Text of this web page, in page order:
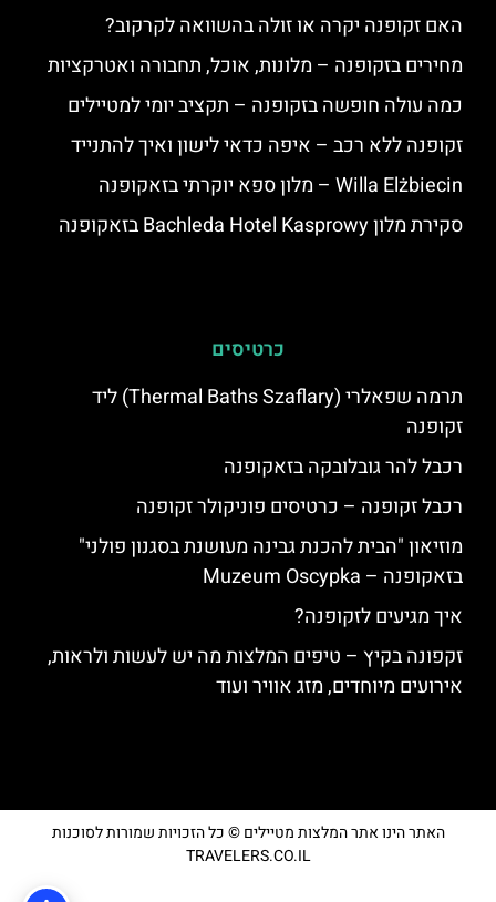
האם זקופנה יקרה או זולה בהשוואה לקרקוב?
מחירים בזקופנה – מלונות, אוכל, תחבורה ואטרקציות
כמה עולה חופשה בזקופנה – תקציב יומי למטיילים
זקופנה ללא רכב – איפה כדאי לישון ואיך להתנייד
Willa Elżbiecin – מלון ספא יוקרתי בזאקופנה
סקירת מלון Bachleda Hotel Kasprowy בזאקופנה
כרטיסים
תרמה שפאלרי (Thermal Baths Szaflary) ליד
זקופנה
רכבל להר גובלובקה בזאקופנה
רכבל זקופנה – כרטיסים פוניקולר זקופנה
מוזיאון "הבית להכנת גבינה מעושנת בסגנון פולני"
בזאקופנה – Muzeum Oscypka
איך מגיעים לזקופנה?
זקפונה בקיץ – טיפים המלצות מה יש לעשות ולראות,
אירועים מיוחדים, מזג אוויר ועוד
האתר הינו אתר המלצות מטיילים © כל הזכויות שמורות לסוכנות
TRAVELERS.CO.IL